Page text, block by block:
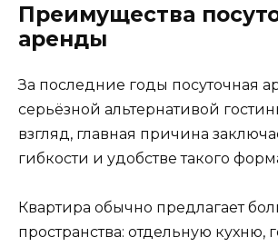
Преимущества
аренды
За последние годы посуточная
серьёзной альтернативой
взгляд, главная причина
гибкости и удобстве такого
Квартира обычно предлагает
пространства: отдельную кухню,